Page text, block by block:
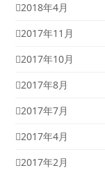
2018年4月
2017年11月
2017年10月
2017年8月
2017年7月
2017年4月
2017年2月